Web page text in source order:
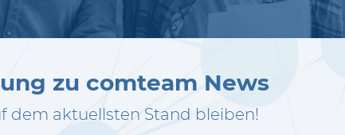
zu comteam News
dem aktuellsten Stand bleiben!